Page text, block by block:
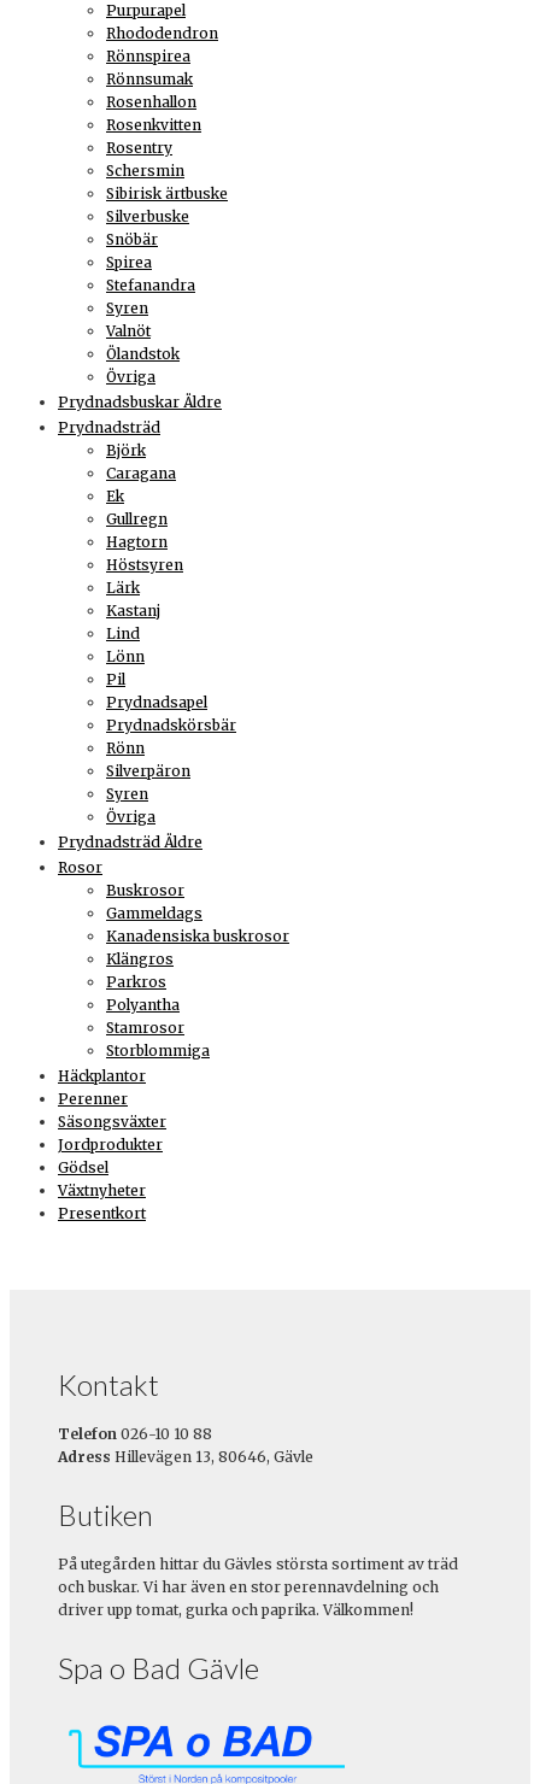
Purpurapel
Rhododendron
Rönnspirea
Rönnsumak
Rosenhallon
Rosenkvitten
Rosentry
Schersmin
Sibirisk ärtbuske
Silverbuske
Snöbär
Spirea
Stefanandra
Syren
Valnöt
Ölandstok
Övriga
Prydnadsbuskar Äldre
Prydnadsträd
Björk
Caragana
Ek
Gullregn
Hagtorn
Höstsyren
Lärk
Kastanj
Lind
Lönn
Pil
Prydnadsapel
Prydnadskörsbär
Rönn
Silverpäron
Syren
Övriga
Prydnadsträd Äldre
Rosor
Buskrosor
Gammeldags
Kanadensiska buskrosor
Klängros
Parkros
Polyantha
Stamrosor
Storblommiga
Häckplantor
Perenner
Säsongsväxter
Jordprodukter
Gödsel
Växtnyheter
Presentkort
Kontakt
Telefon 026-10 10 88
Adress Hillevägen 13, 80646, Gävle
Butiken
På utegården hittar du Gävles största sortiment av träd
och buskar. Vi har även en stor perennavdelning och
driver upp tomat, gurka och paprika. Välkommen!
Spa o Bad Gävle